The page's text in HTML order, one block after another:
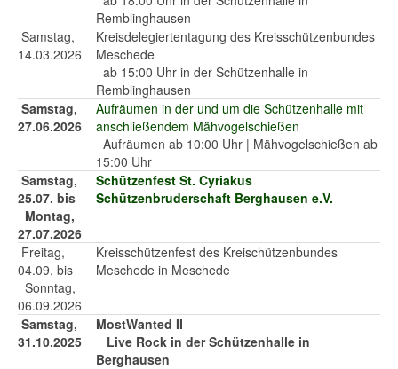
Remblinghausen
Samstag,
14.03.2026
Kreisdelegiertentagung des Kreisschützenbundes
Meschede
ab 15:00 Uhr in der Schützenhalle in
Remblinghausen
Samstag,
27.06.2026
Aufräumen in der und um die Schützenhalle mit
anschließendem Mähvogelschießen
Aufräumen ab 10:00 Uhr | Mähvogelschießen ab
15:00 Uhr
Samstag,
25.07. bis
Montag,
27.07.2026
Schützenfest St. Cyriakus
Schützenbruderschaft Berghausen e.V.
Freitag,
04.09. bis
Sonntag,
06.09.2026
Kreisschützenfest des Kreischützenbundes
Meschede in Meschede
Samstag,
31.10.2025
MostWanted II
Live Rock in der Schützenhalle in
Berghausen